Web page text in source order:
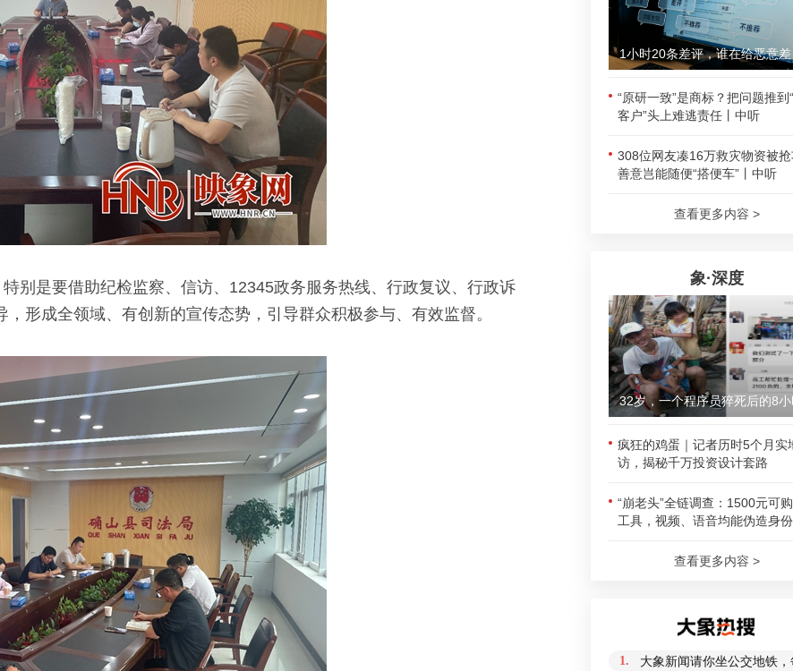
别是要借助纪检监察、信访、12345政务服务热线、行政复议、行政诉
形成全领域、有创新的宣传态势，引导群众积极参与、有效监督。
“原研一致”是商标？把问题推到
客户”头上难逃责任丨中听
308位网友凑16万救灾物资被
善意岂能随便“搭便车”丨中听
查看更多内容 >
象·深度
32岁，一个程序员猝死后的8
疯狂的鸡蛋｜记者历时5个月实
访，揭秘千万投资设计套路
“崩老头”全链调查：1500元可
工具，视频、语音均能伪造身份
查看更多内容 >
1. 大象新闻请你坐公交地铁